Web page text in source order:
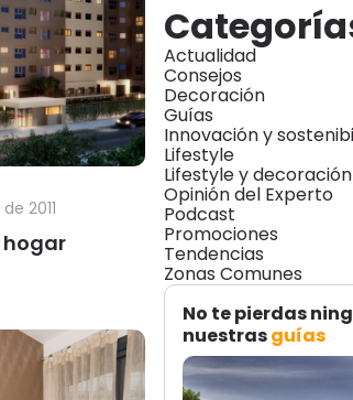
hogar
2011
Actualidad
Consejos
Decoración
Guías
Innovación y
Lifestyle
Lifestyle y decoración
Opinión del Experto
Podcast
Promociones
Tendencias
Zonas Comunes
No te pierdas
nuestrasguías